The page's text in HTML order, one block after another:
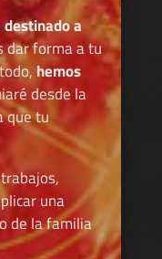
a
dar forma a tu
hemos
desde la
que tu
una
de la familia